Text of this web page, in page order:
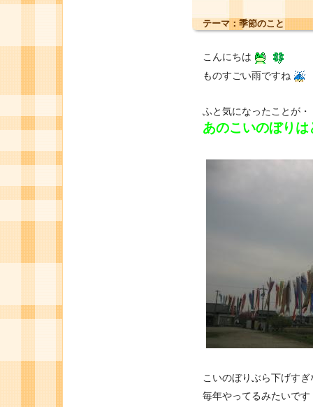
テーマ： 季節のこと
こんにちは
ものすごい雨ですね
ふと気になったことが・
あのこいのぼり
こいのぼりぶら下げす
毎年やってるみたいです